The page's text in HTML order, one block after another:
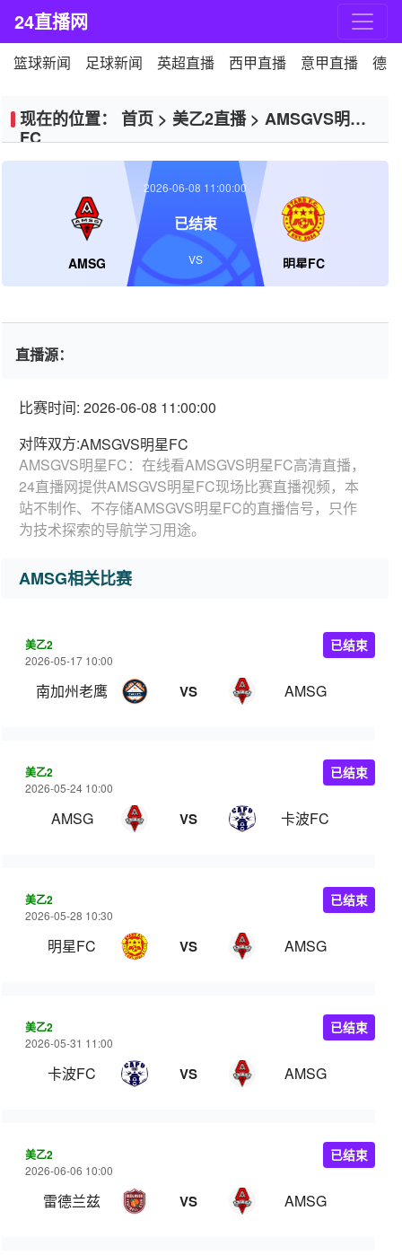
24直播网
篮球新闻 足球新闻 英超直播 西甲直播 意甲直播 德
现在的位置： 首页 > 美乙2直播> AMSGVS明星
FC
AMSG 明星FC
2026-06-08 11:00:00
已结束
VS
直播源：
比赛时间: 2026-06-08 11:00:00
对阵双方:AMSGVS明星FC
AMSGVS明星FC：在线看AMSGVS明星FC高清直播，
24直播网提供AMSGVS明星FC现场比赛直播视频，本
站不制作、不存储AMSGVS明星FC的直播信号，只作
为技术探索的导航学习用途。
AMSG相关比赛
美乙2
2026-05-17 10:00
南加州老鹰 VS AMSG
已结束
美乙2
2026-05-24 10:00
AMSG VS 卡波FC
已结束
美乙2
2026-05-28 10:30
明星FC VS AMSG
已结束
美乙2
2026-05-31 11:00
卡波FC VS AMSG
已结束
美乙2
2026-06-06 10:00
雷德兰兹 VS AMSG
已结束